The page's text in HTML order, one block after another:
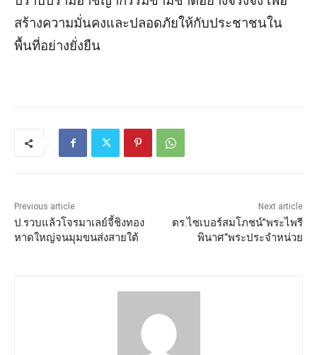
สร้างความมั่นคงและปลอดภัยให้กับประชาชนใน
พื้นที่อย่างยั่งยืน
Previous article
ป.รวบแล้วโจรมาเลย์จี้ชิงทอง
หาดใหญ่จนมุมขนส่งสายใต้
Next article
ตร.ไซเบอร์สมโภชน์”พระไพรี
พินาศ“พระประจำหน่วย